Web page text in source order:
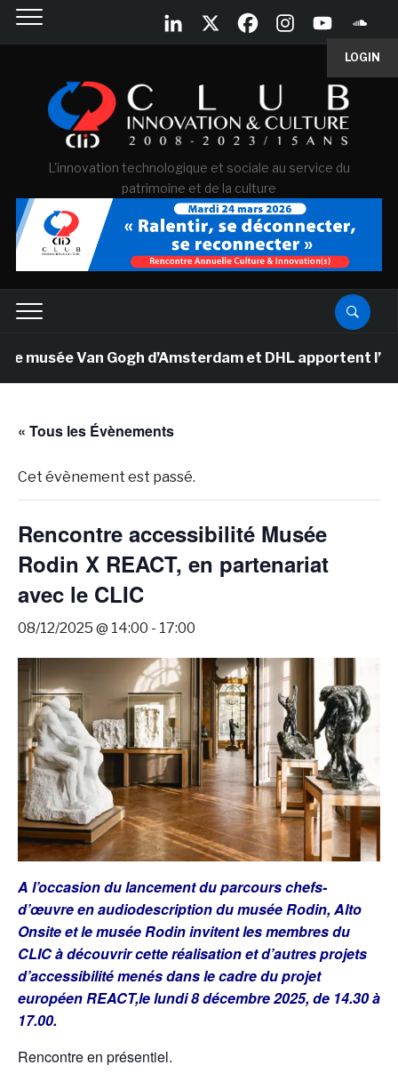
LOGIN
L'innovation technologique et sociale au service du
patrimoine et de la culture
musée Van Gogh d’Amsterdam et DHL apportent
« Tous les Évènements
Cet évènement est passé.
Rencontre accessibilité Musée
Rodin X REACT, en partenariat
avec le CLIC
08/12/2025 @ 14:00 - 17:00
A l’occasion du lancement du parcours chefs-
d’œuvre en audiodescription du musée Rodin, Alto
Onsite et le musée Rodin invitent les membres du
CLIC à découvrir cette réalisation et d’autres projets
d’accessibilité menés dans le cadre du projet
européen REACT,le lundi 8 décembre 2025, de 14.30 à
17.00.
Rencontre en présentiel.